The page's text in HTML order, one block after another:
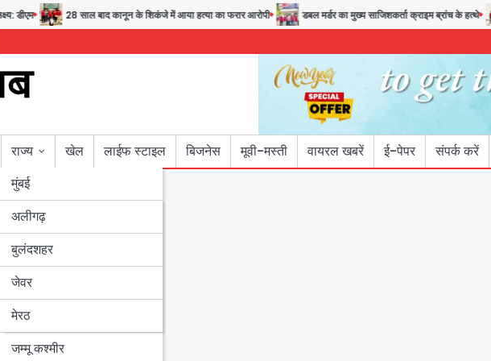
28 साल बाद कानून के शिकंजे में आया हत्या का फरार आरोपी डबल मर्डर का मुख्य साजिशकर्ता क्राइम ब्रांच के हत्थे
राज्य
मुंबई
उत्तर प्रदेश
अलीगढ़
बुलंदशहर
जेवर
मेरठ
बिहार
पंजाब
हरियाणा
जम्मू कश्मीर
खेल लाईफ स्टाइल बिजनेस मूवी-मस्ती वायरल खबरें ई-पेपर संपर्क करें